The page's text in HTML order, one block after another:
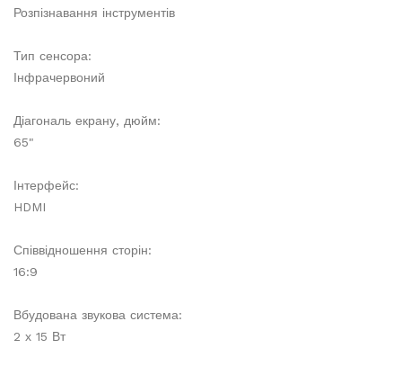
Розпізнавання інструментів
Тип сенсора:
Інфрачервоний
Діагональ екрану, дюйм:
65"
Інтерфейс:
HDMI
Співвідношення сторін:
16:9
Вбудована звукова система:
2 х 15 Вт